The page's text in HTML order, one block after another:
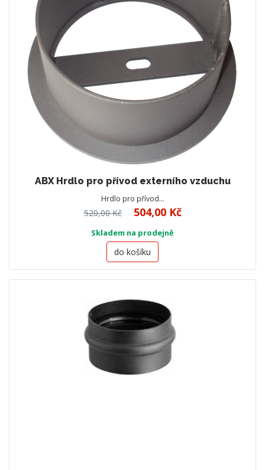
ABX Hrdlo pro přívod externího vzduchu
Hrdlo pro přívod…
520,00 Kč 504,00 Kč
Skladem na prodejně
do košíku